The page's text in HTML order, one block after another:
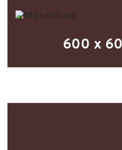
600 x